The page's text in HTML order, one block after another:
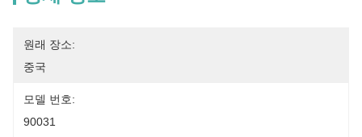
원래 장소:
중국
모델 번호:
90031